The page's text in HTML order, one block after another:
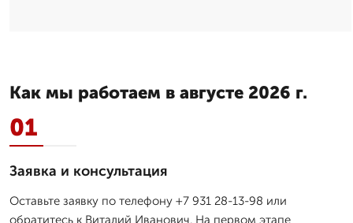
Как мы работаем в августе 2026 г.
01
Заявка и консультация
Оставьте заявку по телефону +7 931 28-13-98 или
обратитесь к Виталий Иванович. На первом этапе